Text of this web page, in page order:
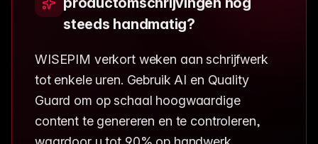
steeds handmatig?
WISEPIM verkort weken aan schrijfwerk
tot enkele uren. Gebruik AI en Quality
Guard om op schaal hoogwaardige
content te genereren en te controleren,